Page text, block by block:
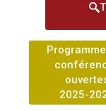
2025-